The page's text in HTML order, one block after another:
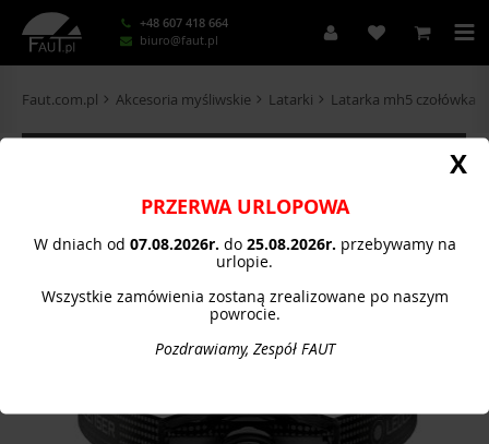
+48 607 418 664
biuro@faut.pl
Faut.com.pl Akcesoria myśliwskie Latarki Latarka mh5 czołówka
PRZERWA URLOPOWA
W dniach od 07.08.2026r. do 25.08.2026r. przebywamy na
urlopie.
Wszystkie zamówienia zostaną zrealizowane po naszym
powrocie.
Pozdrawiamy, Zespół FAUT
X